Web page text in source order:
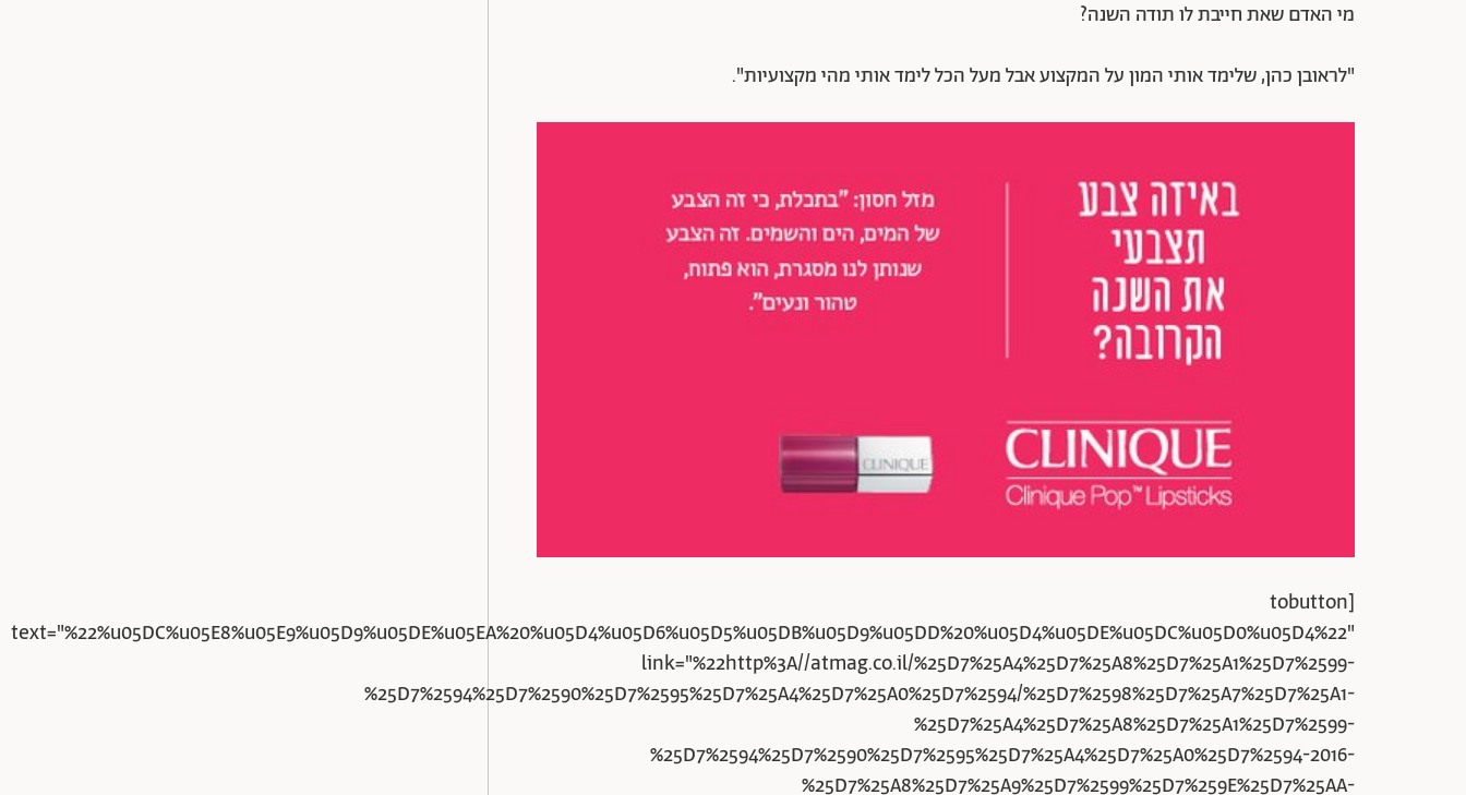
מי האדם שאת חייבת לו תודה השנה?
"לראובן כהן, שלימד אותי המון על המקצוע אבל מעל הכל לימד אותי מהי מקצועיות".
[tobutton
text="%22%u05DC%u05E8%u05E9%u05D9%u05DE%u05EA%20%u05D4%u05D6%u05D5%u05DB%u05D9%u05DD%20%u05D4%u05DE%u05DC%u05D0%u05D4%22"
link="%22http%3A//atmag.co.il/%25D7%25A4%25D7%25A8%25D7%25A1%25D7%2599-
%25D7%2594%25D7%2590%25D7%2595%25D7%25A4%25D7%25A0%25D7%2594/%25D7%2598%25D7%25A7%25D7%25A1-
%25D7%25A4%25D7%25A8%25D7%25A1%25D7%2599-
%25D7%2594%25D7%2590%25D7%2595%25D7%25A4%25D7%25A0%25D7%2594-2016-
%25D7%25A8%25D7%25A9%25D7%2599%25D7%259E%25D7%25AA-